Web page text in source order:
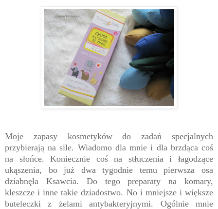
Moje zapasy kosmetyków do zadań specjalnych
przybierają na sile. Wiadomo dla mnie i dla brzdąca coś
na słońce. Koniecznie coś na stłuczenia i łagodzące
ukąszenia, bo już dwa tygodnie temu pierwsza osa
dziabnęła Ksawcia. Do tego preparaty na komary,
kleszcze i inne takie dziadostwo. No i mniejsze i większe
buteleczki z żelami antybakteryjnymi. Ogólnie mnie